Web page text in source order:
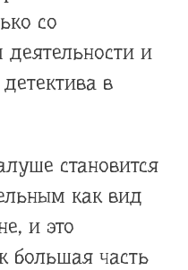
со
и
в
становится
как вид
и это
большая часть